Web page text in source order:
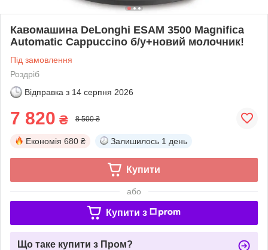
Кавомашина DeLonghi ESAM 3500 Magnifica
Automatic Cappuccino б/у+новий молочник!
Під замовлення
Роздріб
Відправка з 14 серпня 2026
7 820 ₴ 8 500 ₴
Економія 680 ₴ Залишилось 1 день
Купити
або
Купити з
Що таке купити з Пром?